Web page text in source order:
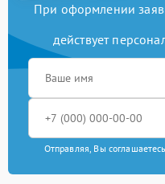
При оформлении
действует
Отправляя, Вы